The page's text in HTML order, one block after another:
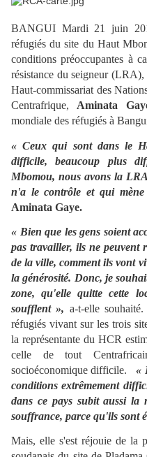
BANGUI Mardi 21 juin
réfugiés du site du Haut
conditions préoccupantes à
résistance du seigneur (LRA),
Haut-commissariat des
Centrafrique, Aminata
mondiale des réfugiés à
« Ceux qui sont dans le
difficile, beaucoup plus
Mbomou, nous avons la
n'a le contrôle et qui mène
Aminata Gaye.
« Bien que les gens soient
pas travailler, ils ne peuvent
de la ville, comment ils vont
la générosité. Donc, je
zone, qu'elle quitte cette
soufflent », a-t-elle
réfugiés vivant sur les trois
la représentante du HCR
celle de tout
socioéconomique difficile.«
conditions extrêmement
dans ce pays subit aussi la
souffrance, parce qu'ils sont
Mais, elle s'est réjouie de la